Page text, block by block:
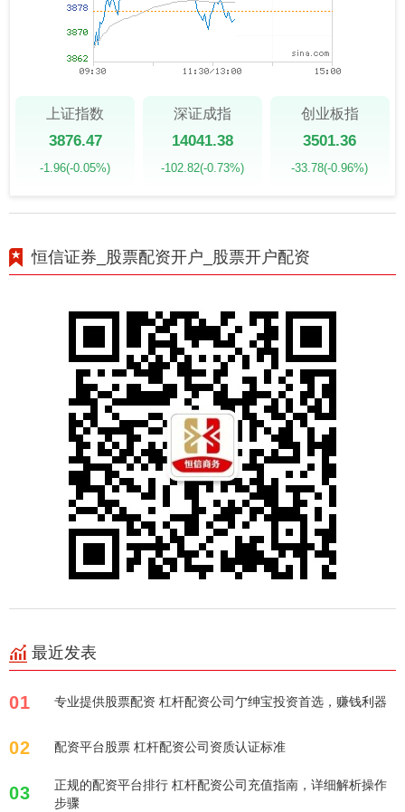
上证指数
3876.47
-1.96(-0.05%)
深证成指
14041.38
-102.82(-0.73%)
创业板指
3501.36
-33.78(-0.96%)
恒信证券_股票配资开户_股票开户配资
最近发表
01 专业提供股票配资 杠杆配资公司亇绅宝投资首选，赚钱利器
02 配资平台股票 杠杆配资公司资质认证标准
03
正规的配资平台排行 杠杆配资公司充值指南，详细解析操作
步骤